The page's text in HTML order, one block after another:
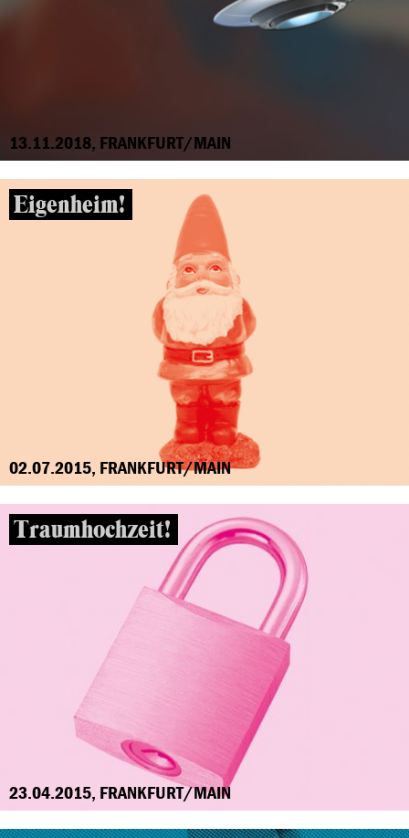
13.11.2018, FRANKFURT/MAIN
Eigenheim!
02.07.2015, FRANKFURT/MAIN
Traumhochzeit!
23.04.2015, FRANKFURT/MAIN